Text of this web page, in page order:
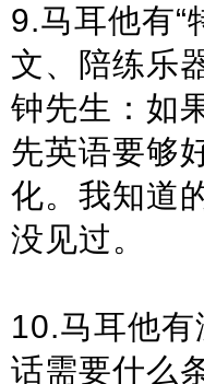
9.马耳他有“
文、陪练乐
钟先生：如
先英语要够
化。我知道
没见过。
10.马耳他
话需要什么